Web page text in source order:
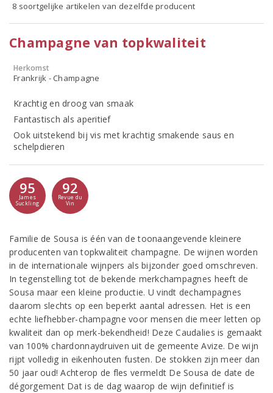
8 soortgelijke artikelen van dezelfde producent
Champagne van topkwaliteit
Herkomst
Frankrijk - Champagne
Krachtig en droog van smaak
Fantastisch als aperitief
Ook uitstekend bij vis met krachtig smakende saus en
schelpdieren
95
James
Suckling
92
Revue du
Vin
Familie de Sousa is één van de toonaangevende kleinere
producenten van topkwaliteit champagne. De wijnen worden
in de internationale wijnpers als bijzonder goed omschreven.
In tegenstelling tot de bekende merkchampagnes heeft de
Sousa maar een kleine productie. U vindt dechampagnes
daarom slechts op een beperkt aantal adressen. Het is een
echte liefhebber-champagne voor mensen die meer letten op
kwaliteit dan op merk-bekendheid! Deze Caudalies is gemaakt
van 100% chardonnaydruiven uit de gemeente Avize. De wijn
rijpt volledig in eikenhouten fusten. De stokken zijn meer dan
50 jaar oud! Achterop de fles vermeldt De Sousa de date de
dégorgement Dat is de dag waarop de wijn definitief is